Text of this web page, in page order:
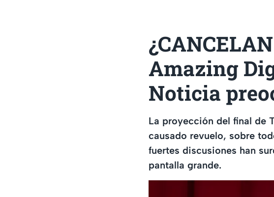
Amazing
Noticia
La proyección del final de
causado revuelo, sobre
fuertes discusiones han
pantalla grande.